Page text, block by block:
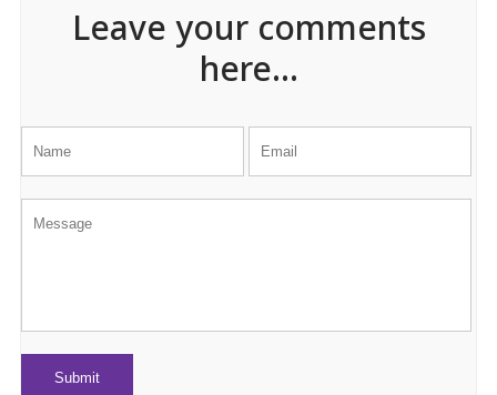
Leave your comments
here...